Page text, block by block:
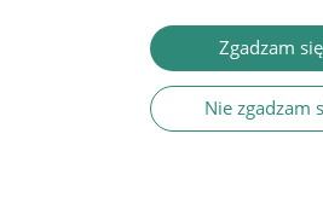
Zgadzam się
Nie zgadzam
Słowo kluczowe